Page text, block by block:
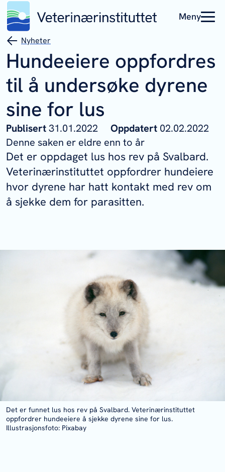
Meny
Nyheter
Hundeeiere oppfordres
til å undersøke dyrene
sine for lus
Publisert31.01.2022 Oppdatert 02.02.2022
Denne saken er eldre enn to år
Det er oppdaget lus hos rev på Svalbard.
Veterinærinstituttet oppfordrer hundeiere
hvor dyrene har hatt kontakt med rev om
å sjekke dem for parasitten.
Det er funnet lus hos rev på Svalbard. Veterinærinstituttet
oppfordrer hundeeiere å sjekke dyrene sine for lus.
Illustrasjonsfoto: Pixabay